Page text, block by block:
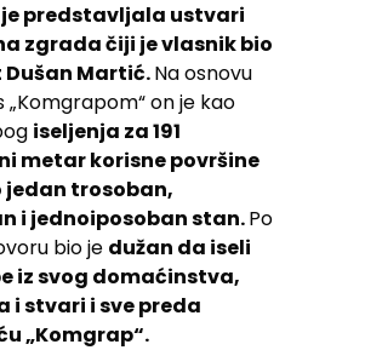
je predstavljala ustvari
zgrada čiji je vlasnik bio
Martić.Na osnovu
„Komgrapom“ on je kao
iseljenja za 191
metar korisne površine
jedan trosoban,
i jednoiposoban stan.Po
bio je dužan da iseli
iz svog domaćinstva,
i stvari i sve preda
„Komgrap“.